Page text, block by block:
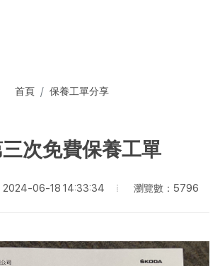
首頁 保養工單分享
次免費保養工單
2024-06-18 14:33:34 瀏覽數：5796